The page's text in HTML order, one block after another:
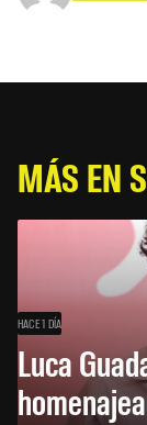
MÁS EN
HACE 1 DÍA
Luca